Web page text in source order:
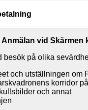
vid Skärmen
besök på olika
och utställningen om
korridor
och annat